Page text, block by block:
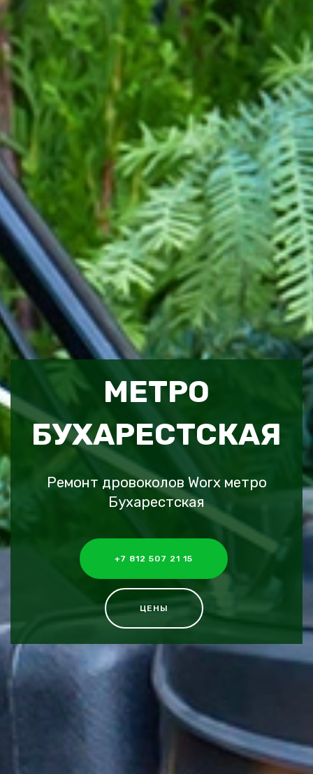
МЕТРО
БУХАРЕСТСКАЯ
Ремонт дровоколов Worx метро
Бухарестская
+7 812 507 21 15
ЦЕНЫ